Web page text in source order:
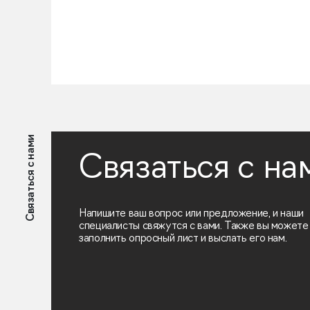
Связаться с нами Связаться с
Напишите ваш вопрос или предложение, и наши
специалисты свяжутся с вами. Также вы можете
заполнить опросный лист и выслать его нам.